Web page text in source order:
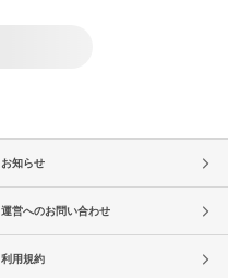
お知らせ
運営へのお問い合わせ
利用規約